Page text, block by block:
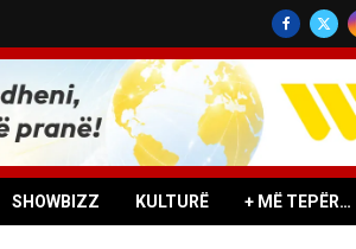
SHOWBIZZ KULTURË + MË TEPËR…